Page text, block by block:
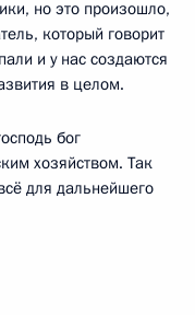
но это произошло,
который говорит
и у нас создаются
в целом.
бог
хозяйством. Так
для дальнейшего